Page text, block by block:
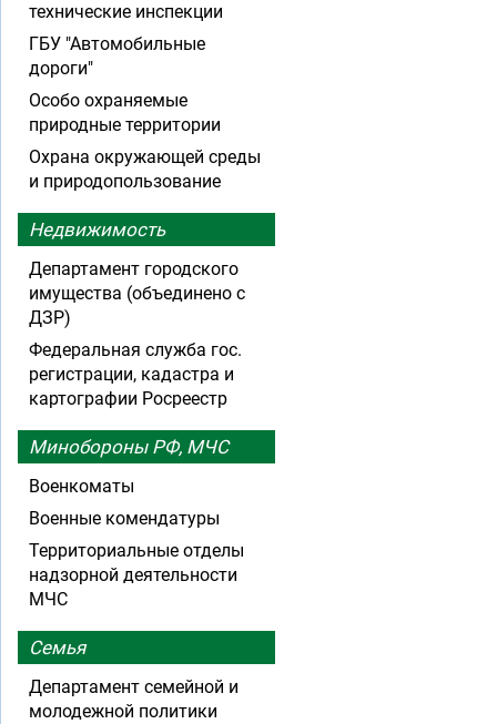
технические инспекции
ГБУ "Автомобильные
дороги"
Особо охраняемые
природные территории
Охрана окружающей среды
и природопользование
Недвижимость
Департамент городского
имущества (объединено с
ДЗР)
Федеральная служба гос.
регистрации, кадастра и
картографии Росреестр
Минобороны РФ, МЧС
Военкоматы
Военные комендатуры
Территориальные отделы
надзорной деятельности
МЧС
Семья
Департамент семейной и
молодежной политики